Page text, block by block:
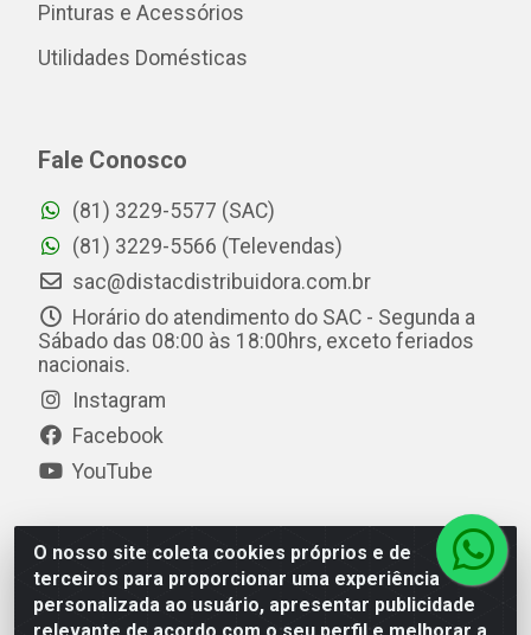
O nosso site coleta cookies próprios e de
terceiros para proporcionar uma experiência
personalizada ao usuário, apresentar publicidade
Pinturas e Acessórios
Utilidades Domésticas
Fale Conosco
(81) 3229-5577 (SAC)
(81) 3229-5566 (Televendas)
sac@distacdistribuidora.com.br
Horário do atendimento do SAC - Segunda a
Sábado das 08:00 às 18:00hrs, exceto feriados
nacionais.
Instagram
Facebook
YouTube
Distac Distribuidora - Av. Durval de Góes Monteiro, 7049
- Jardim Petrópolis - Maceió/AL - CEP 57061-000 - CNPJ
08.072.649/0001-20